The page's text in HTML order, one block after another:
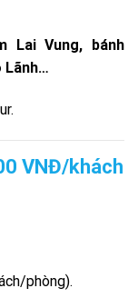
Lai Vung, bánh
Lãnh…
VNĐ/khách
phòng).